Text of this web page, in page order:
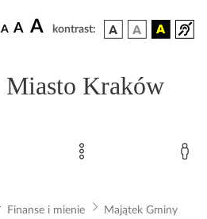
A A A kontrast:
Miasto Kraków
Finanse i mienie
Majątek Gminy